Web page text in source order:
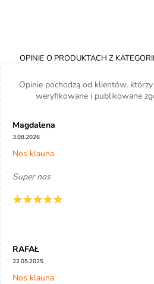
OPINIE O PRODUKTACH Z KATEGORII
Opinie pochodzą od klientów,
weryfikowane i publikowane
Magdalena
3.08.2026
Nos klauna
Super nos
RAFAŁ
22.05.2025
Nos klauna